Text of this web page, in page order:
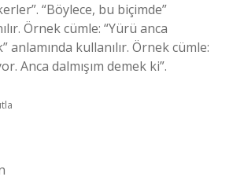
“Böylece, bu biçimde”
Örnek cümle: “Yürü anca
anlamında kullanılır. Örnek cümle:
Anca dalmışım demek ki”.